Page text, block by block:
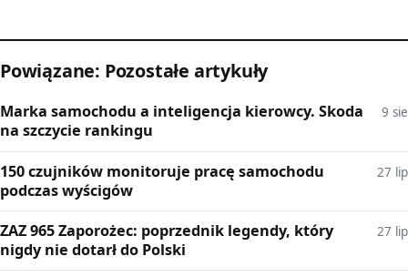
Powiązane: Pozostałe artykuły
Marka samochodu a inteligencja kierowcy. Skoda
na szczycie rankingu
9 sie
150 czujników monitoruje pracę samochodu
podczas wyścigów
27 lip
ZAZ 965 Zaporożec: poprzednik legendy, który
nigdy nie dotarł do Polski
27 lip